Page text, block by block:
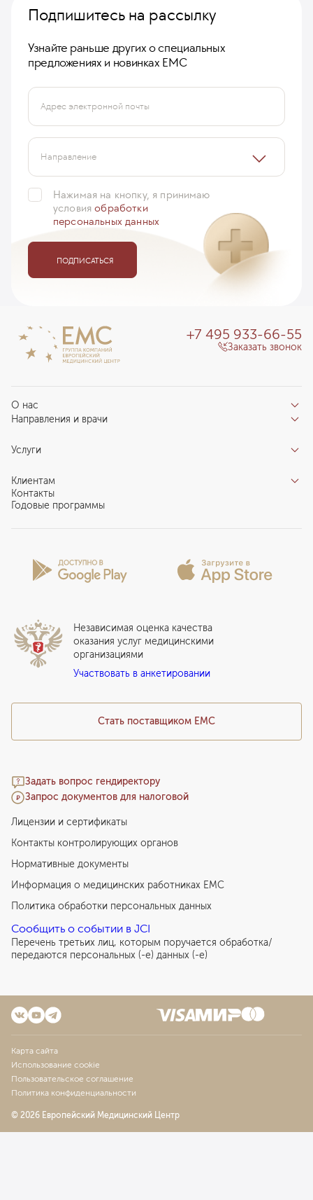
Подпишитесь на рассылку
Узнайте раньше других о специальных
предложениях и новинках ЕМС
Адрес электронной почты
Направление
Нажимая на кнопку, я принимаю
условияобработки
персональных данных
ПОДПИСАТЬСЯ
О нас
Отзывы пациентов
О клинике
Новости
Специалистам
Лицензии и сертификаты
Сотрудничество
Направления и врачи
Направления
Центры компетенций
Услуги
Индивидуальный план здоровья
Комплексные программы
Вакцинация
Стационар
Прайс-лист
Подарочный сертификат EMC
Медицинский туризм
Клиентам
Запись на прием
Вопросы и ответы
Статьи
Программы привилегий
Контакты
Годовые программы
+7 495 933-66-55
Заказать звонок
Стать поставщиком ЕМС
Задать вопрос гендиректору
Запрос документов для налоговой
Независимая оценка качества
оказания услуг медицинскими
организациями
Участвовать в анкетировании
Лицензии и сертификаты
Контакты контролирующих органов
Нормативные документы
Информация о медицинских работниках EMC
Политика обработки персональных данных
Сообщить о событии в JCI
Перечень третьих лиц, которым поручается обработка/
передаются персональных (-е) данных (-е)
Карта сайта
Использование cookie
Пользовательское соглашение
Политика конфиденциальности
© 2026 Европейский Медицинский Центр